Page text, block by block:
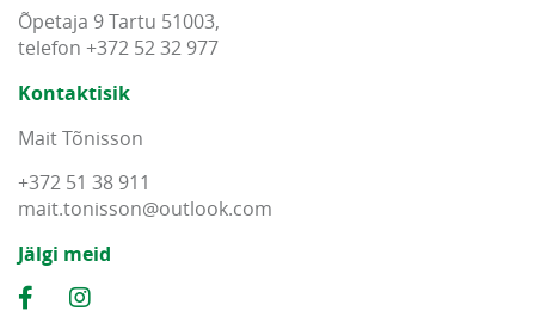
Õpetaja 9 Tartu 51003,
telefon +372 52 32 977
Kontaktisik
Mait Tõnisson
+372 51 38 911
mait.tonisson@outlook.com
Jälgi meid